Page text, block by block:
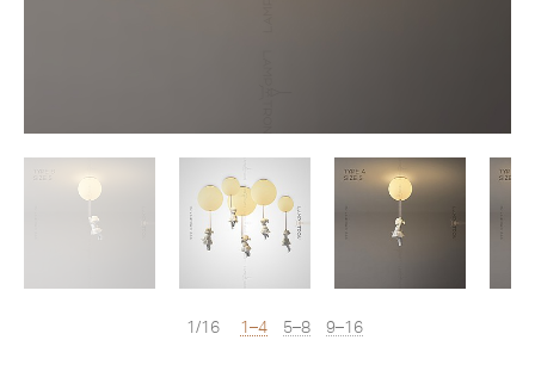
1/16 1–4 5–8 9–16